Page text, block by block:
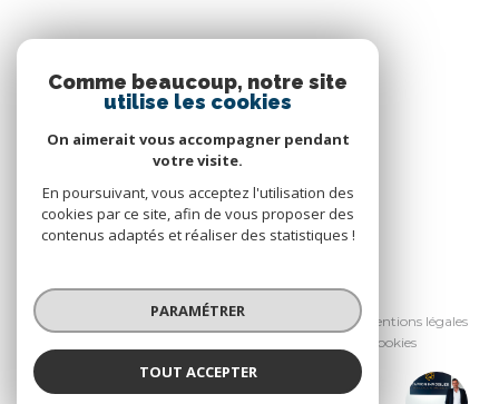
Allan Capron
Nous adhérons
© 2026 | Tous droits réservés
Nos honoraires
Nos partenaires
Mentions légales
Cookies
Comme beaucoup, notre site
utilise les cookies
On aimerait vous accompagner pendant
votre visite.
En poursuivant, vous acceptez l'utilisation des
cookies par ce site, afin de vous proposer des
contenus adaptés et réaliser des statistiques !
PARAMÉTRER
TOUT ACCEPTER